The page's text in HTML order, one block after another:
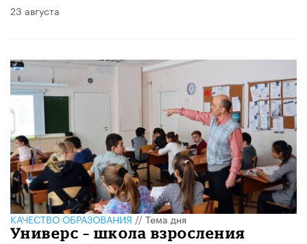
23 августа
КАЧЕСТВО ОБРАЗОВАНИЯ//Тема дня
Универс – школа взросления